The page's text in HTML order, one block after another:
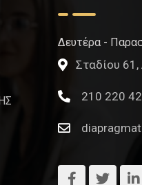
Δευτέρα -
Σταδίου
210 220